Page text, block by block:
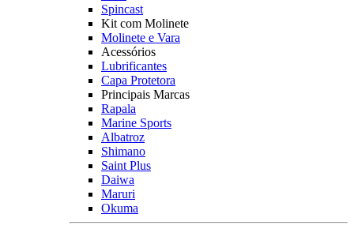
Spincast
Kit com Molinete
Molinete e Vara
Acessórios
Lubrificantes
Capa Protetora
Principais Marcas
Rapala
Marine Sports
Albatroz
Shimano
Saint Plus
Daiwa
Maruri
Okuma